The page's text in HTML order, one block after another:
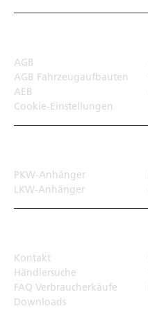
AGB
AGB Fahrzeugaufbauten
AEB
Cookie-Einstellungen
PKW-Anhänger
LKW-Anhänger
Kontakt
Händlersuche
FAQ Verbraucherkäufe
Downloads